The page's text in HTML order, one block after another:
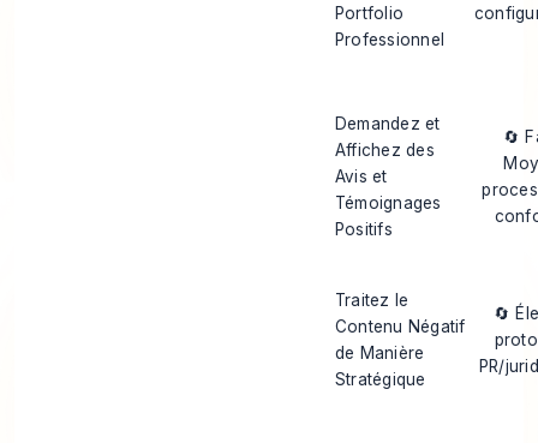
Portfolio
Professionnel
Demandez et
Affichez des
Avis et
Témoignages
Positifs
🔄
Traitez le
Contenu Négatif
de Manière
Stratégique
🔄
PR/